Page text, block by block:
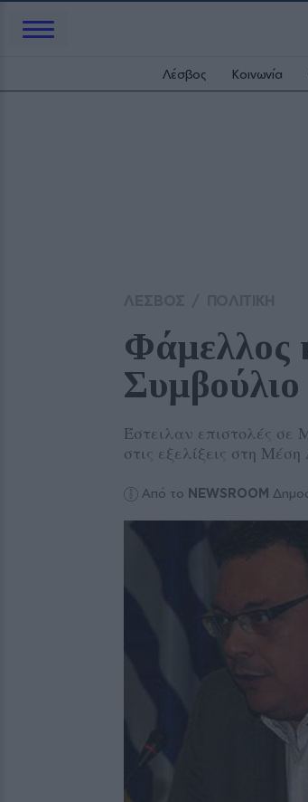
Λέσβος Κοινωνία
Φάμελλος
Έστειλαν επιστολές σε
στις εξελίξεις στη
Από το NEWSROOM